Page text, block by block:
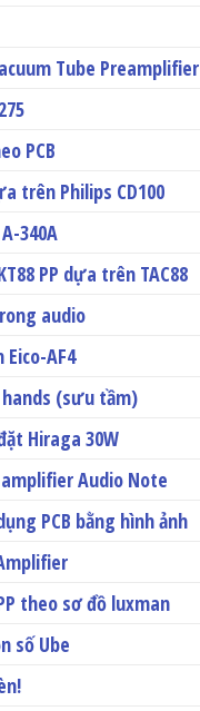
Tube Preamplifier
PCB
trên Philips CD100
340A
PP dựa trên TAC88
audio
Eico-AF4
(sưu tầm)
Hiraga 30W
Audio Note
PCB bằng hình ảnh
theo sơ đồ luxman
số Ube